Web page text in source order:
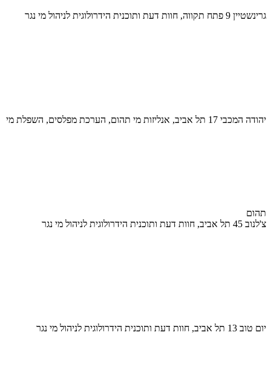
גרינשטיין 9 פתח תקווה, חוות דעת ותוכנית הידרולוגית לניהול מי נגר
יהודה המכבי 17 תל אביב, אנליזות מי תהום, הערכת מפלסים, השפלת מי
תהום
צ'לנוב 45 תל אביב, חוות דעת ותוכנית הידרולוגית לניהול מי נגר
יום טוב 13 תל אביב, חוות דעת ותוכנית הידרולוגית לניהול מי נגר